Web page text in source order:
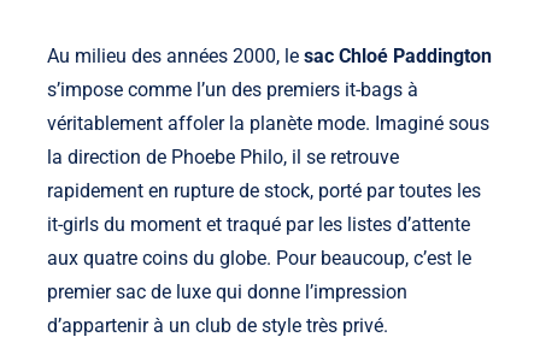
Au milieu des années 2000, le sac Chloé Paddington
s’impose comme l’un des premiers it-bags à
véritablement affoler la planète mode. Imaginé sous
la direction de Phoebe Philo, il se retrouve
rapidement en rupture de stock, porté par toutes les
it-girls du moment et traqué par les listes d’attente
aux quatre coins du globe. Pour beaucoup, c’est le
premier sac de luxe qui donne l’impression
d’appartenir à un club de style très privé.